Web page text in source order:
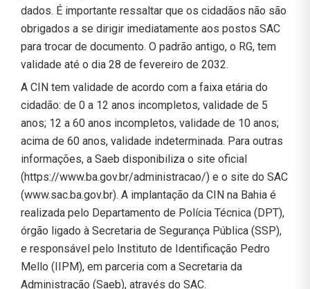
dados. É importante ressaltar que os cidadãos não são
obrigados a se dirigir imediatamente aos postos SAC
para trocar de documento. O padrão antigo, o RG, tem
validade até o dia 28 de fevereiro de 2032.
A CIN tem validade de acordo com a faixa etária do
cidadão: de 0 a 12 anos incompletos, validade de 5
anos; 12 a 60 anos incompletos, validade de 10 anos;
acima de 60 anos, validade indeterminada. Para outras
informações, a Saeb disponibiliza o site oficial
(https://www.ba.gov.br/administracao/) e o site do SAC
(www.sac.ba.gov.br). A implantação da CIN na Bahia é
realizada pelo Departamento de Polícia Técnica (DPT),
órgão ligado à Secretaria de Segurança Pública (SSP),
e responsável pelo Instituto de Identificação Pedro
Mello (IIPM), em parceria com a Secretaria da
Administração (Saeb), através do SAC.